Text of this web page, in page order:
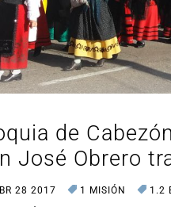
de
José Obrero
28 2017 1 MISIÓN 1.2